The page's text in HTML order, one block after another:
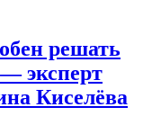
решать
эксперт
Киселёва